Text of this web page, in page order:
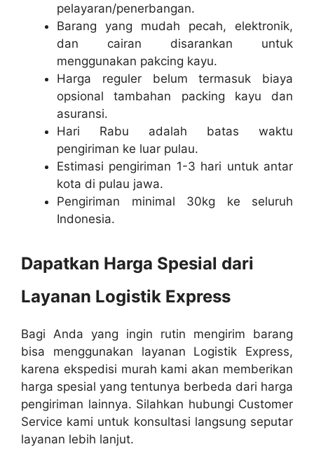
pelayaran/penerbangan.
Barang yang mudah pecah, elektronik,
dan cairan disarankan untuk
menggunakan pakcing kayu.
Harga reguler belum termasuk biaya
opsional tambahan packing kayu dan
asuransi.
Hari Rabu adalah batas waktu
pengiriman ke luar pulau.
Estimasi pengiriman 1-3 hari untuk antar
kota di pulau jawa.
Pengiriman minimal 30kg ke seluruh
Indonesia.
Dapatkan Harga Spesial dari
Layanan Logistik Express
Bagi Anda yang ingin rutin mengirim barang
bisa menggunakan layanan Logistik Express,
karena ekspedisi murah kami akan memberikan
harga spesial yang tentunya berbeda dari harga
pengiriman lainnya. Silahkan hubungi Customer
Service kami untuk konsultasi langsung seputar
layanan lebih lanjut.